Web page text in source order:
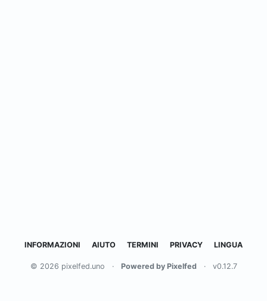
INFORMAZIONI AIUTO TERMINI PRIVACY LINGUA
© 2026 pixelfed.uno · Powered by Pixelfed · v0.12.7